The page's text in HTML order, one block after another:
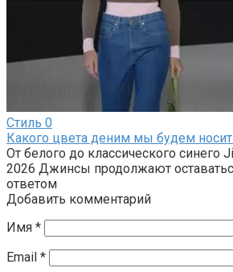
Стиль 0
Какого цвета деним мы будем
От белого до классического синего
2026 Джинсы продолжают
ответом
Добавить комментарий
Имя *
Email *